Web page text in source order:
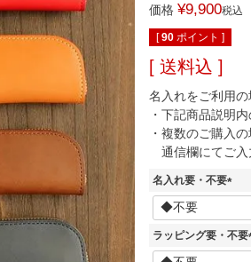
価格 ¥9,900税込
[90 ポイント ]
送料込
名入れをご利用の
・下記商品説明
・複数のご購入
通信欄にてご入
名入れ要・不要
(
須
)
ラッピング要・不要